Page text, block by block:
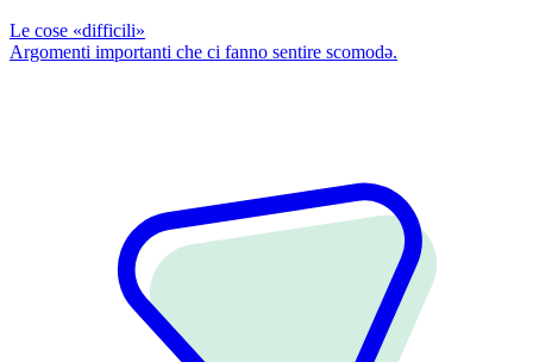
Le cose «difficili»
Argomenti importanti che ci fanno sentire scomodǝ.